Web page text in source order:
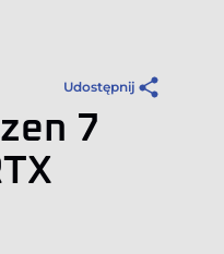
Udostępnij
7